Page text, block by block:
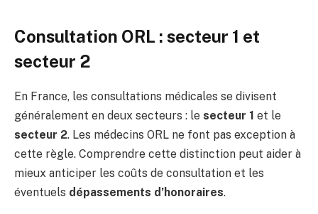
Consultation ORL : secteur 1 et
secteur 2
En France, les consultations médicales se divisent
généralement en deux secteurs : le secteur 1 et le
secteur 2. Les médecins ORL ne font pas exception à
cette règle. Comprendre cette distinction peut aider à
mieux anticiper les coûts de consultation et les
éventuels dépassements d’honoraires.